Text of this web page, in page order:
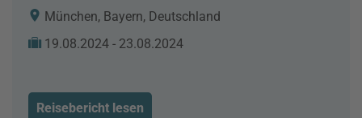
München, Bayern, Deutschland
19.08.2024 - 23.08.2024
Reisebericht lesen